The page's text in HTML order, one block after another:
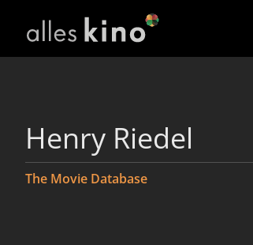
Henry Riedel
The Movie Database